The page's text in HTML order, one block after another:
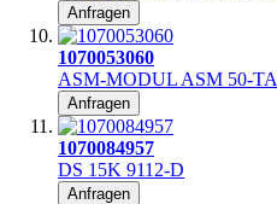
Anfragen
1070053060
ASM-MODUL ASM 50-TA
Anfragen
1070084957
DS 15K 9112-D
Anfragen